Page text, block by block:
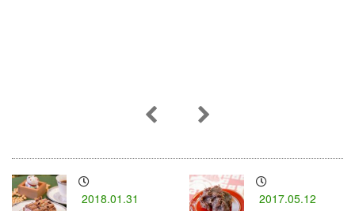
2018.01.31 2017.05.12